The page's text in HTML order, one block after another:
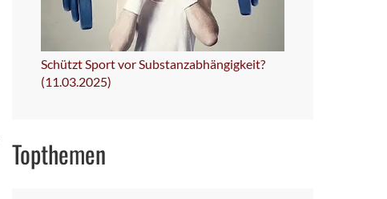
Schützt Sport vor Substanzabhängigkeit?
(11.03.2025)
Topthemen